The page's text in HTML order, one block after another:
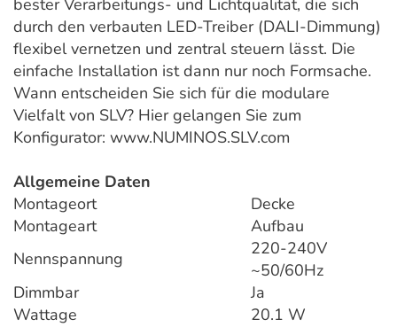
bester Verarbeitungs- und Lichtqualität, die sich
durch den verbauten LED-Treiber (DALI-Dimmung)
flexibel vernetzen und zentral steuern lässt. Die
einfache Installation ist dann nur noch Formsache.
Wann entscheiden Sie sich für die modulare
Vielfalt von SLV? Hier gelangen Sie zum
Konfigurator: www.NUMINOS.SLV.com
Allgemeine Daten
Montageort
Decke
Montageart
Aufbau
Nennspannung
220-240V
~50/60Hz
Dimmbar
Ja
Wattage
20.1 W